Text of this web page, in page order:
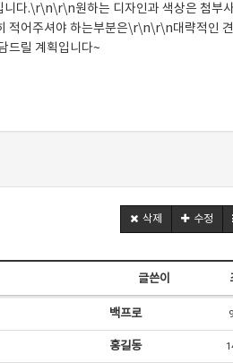
다.\r\n\r\n원하는 디자인과 색상은 첨부
적어주셔야 하는부분은\r\n\r\n대략적인
드릴 계획입니다~
삭제 수정
글쓴이
백프로
홍길동